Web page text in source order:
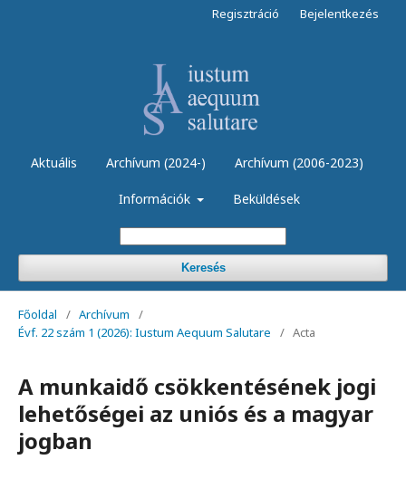
Aktuális Archívum (2024-) Archívum (2006-2023)
Információk Beküldések
Keresés
Regisztráció Bejelentkezés
Főoldal / Archívum
/
Évf. 22 szám 1 (2026): Iustum Aequum Salutare
/ Acta
A munkaidő csökkentésének jogi
lehetőségei az uniós és a magyar
jogban